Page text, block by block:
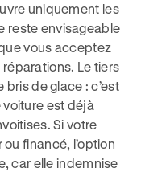
uniquement les
reste envisageable
vous acceptez
Le tiers
bris de glace : c’est
est déjà
Si votre
financé, l’option
car elle indemnise